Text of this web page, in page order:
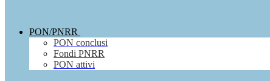
PON/PNRR
PON conclusi
Fondi PNRR
PON attivi